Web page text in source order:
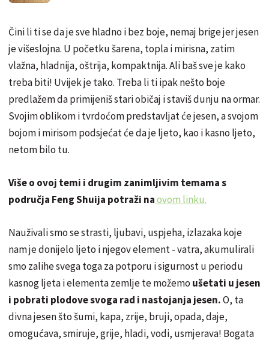
Čini li ti se da je sve hladno i bez boje, nemaj brige jer jesen
je višeslojna. U početku šarena, topla i mirisna, zatim
vlažna, hladnija, oštrija, kompaktnija. Ali baš sve je kako
treba biti! Uvijek je tako. Treba li ti ipak nešto boje
predlažem da primijeniš stari običaj i staviš dunju na ormar.
Svojim oblikom i tvrdoćom predstavljat će jesen, a svojom
bojom i mirisom podsjećat će da je ljeto, kao i kasno ljeto,
netom bilo tu.
Više o ovoj temi i drugim zanimljivim temama s
područja Feng Shuija potraži naovom linku.
Nauživali smo se strasti, ljubavi, uspjeha, izlazaka koje
nam je donijelo ljeto i njegov element - vatra, akumulirali
smo zalihe svega toga za potporu i sigurnost u periodu
kasnog ljeta i elementa zemlje te možemo ušetati u jesen
i pobrati plodove svoga rad i nastojanja jesen.O, ta
divna jesen što šumi, kapa, zrije, bruji, opada, daje,
omogućava, smiruje, grije, hladi, vodi, usmjerava! Bogata